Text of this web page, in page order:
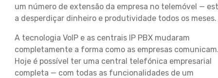
um número de extensão da empresa no telemóvel —
a desperdiçar dinheiro e produtividade todos os meses.
A tecnologia VoIP e as centrais IP PBX mudaram
completamente a forma como as empresas
Hoje é possível ter uma central telefónica empresarial
completa — com todas as funcionalidades de um